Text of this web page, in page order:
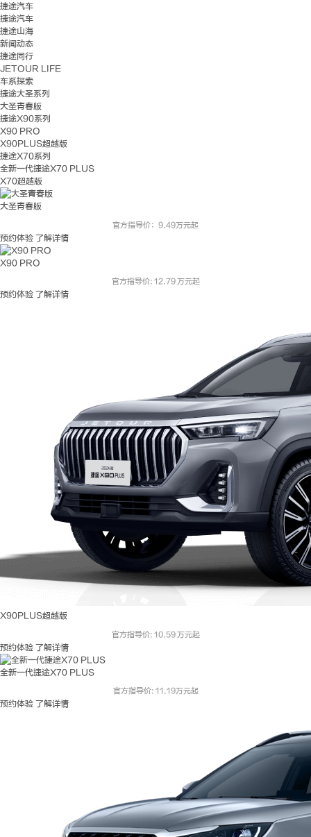
捷途汽车
捷途汽车
捷途山海
新闻动态
捷途同行
JETOUR LIFE
车系探索
捷途大圣系列
大圣青春版
捷途X90系列
X90 PRO
X90PLUS超越版
捷途X70系列
全新一代捷途X70 PLUS
X70超越版
大圣青春版
官方指导价：9.49万元起
预约体验 了解详情
X90 PRO
官方指导价: 12.79 万元起
预约体验 了解详情
X90PLUS超越版
官方指导价: 10.59 万元起
预约体验 了解详情
全新一代捷途X70 PLUS
官方指导价: 11.19万元起
预约体验 了解详情